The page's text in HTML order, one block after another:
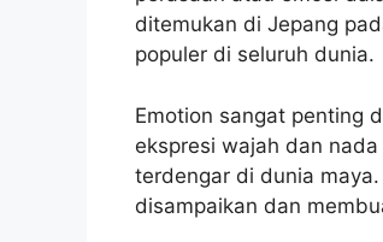
ditemukan di Jepang
populer di seluruh dunia.
Emotion sangat penting
ekspresi wajah dan
terdengar di dunia
disampaikan dan